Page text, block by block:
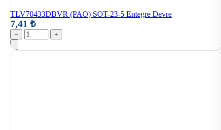
TLV70433DBVR (PAO) SOT-23-5 Entegre Devre
7,41 ₺
− +